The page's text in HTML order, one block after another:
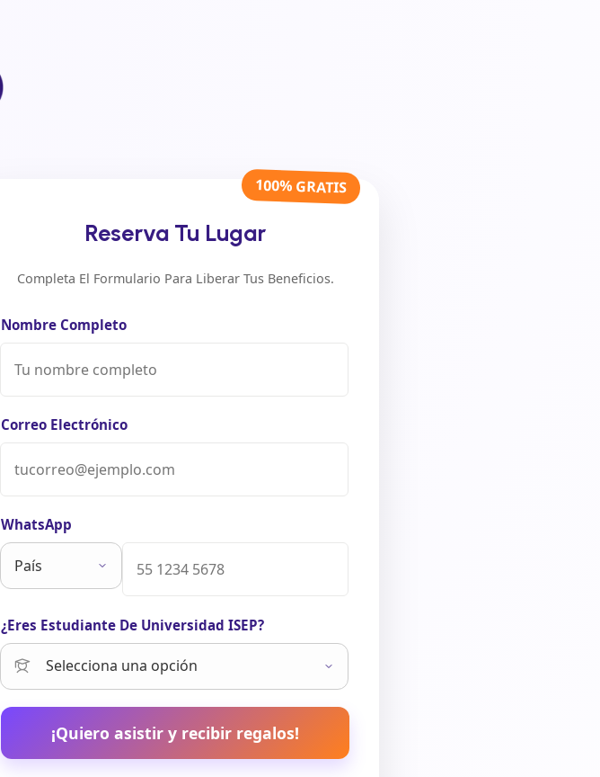
100% GRATIS
Reserva Tu Lugar
Completa El Formulario Para Liberar Tus Beneficios.
Nombre Completo
Correo Electrónico
WhatsApp
¿Eres Estudiante De Universidad ISEP?
¡Quiero asistir y recibir regalos!